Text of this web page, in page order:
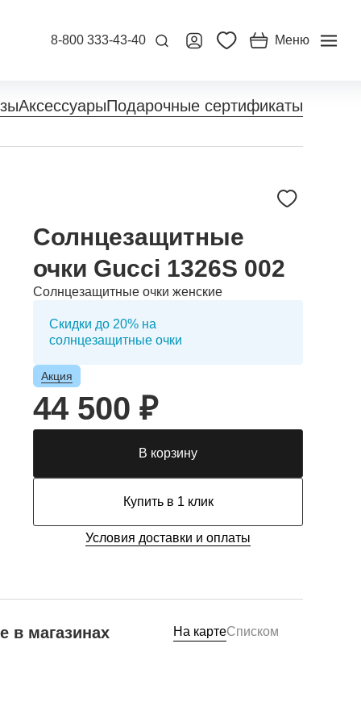
8-800 333-43-40 Меню
АксессуарыПодарочные сертификаты
Солнцезащитные
очки Gucci 1326S 002
Солнцезащитные очки женские
Скидки до 20% на
солнцезащитные очки
Акция
44 500 ₽
В корзину
Купить в 1 клик
Условия доставки и оплаты
в магазинах На картеСписком